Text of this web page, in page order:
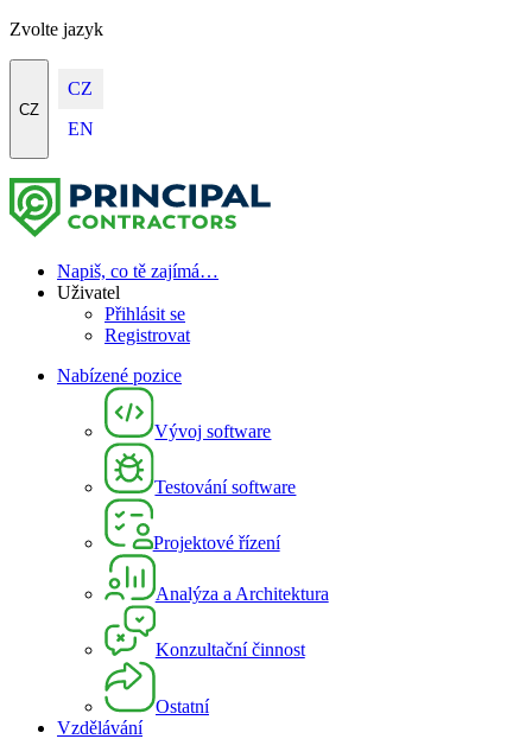
Zvolte jazyk
CZ
CZ
EN
Napiš, co tě zajímá…
Uživatel
Přihlásit se
Registrovat
Nabízené pozice
Vývoj software
Testování software
Projektové řízení
Analýza a Architektura
Konzultační činnost
Ostatní
Vzdělávání